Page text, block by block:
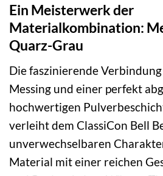
Ein Meisterwerk der
Materialkombination:
Quarz-Grau
Die faszinierende
Messing und einer perfekt
hochwertigen
verleiht dem ClassiCon Bell
unverwechselbaren
Material mit einer reichen